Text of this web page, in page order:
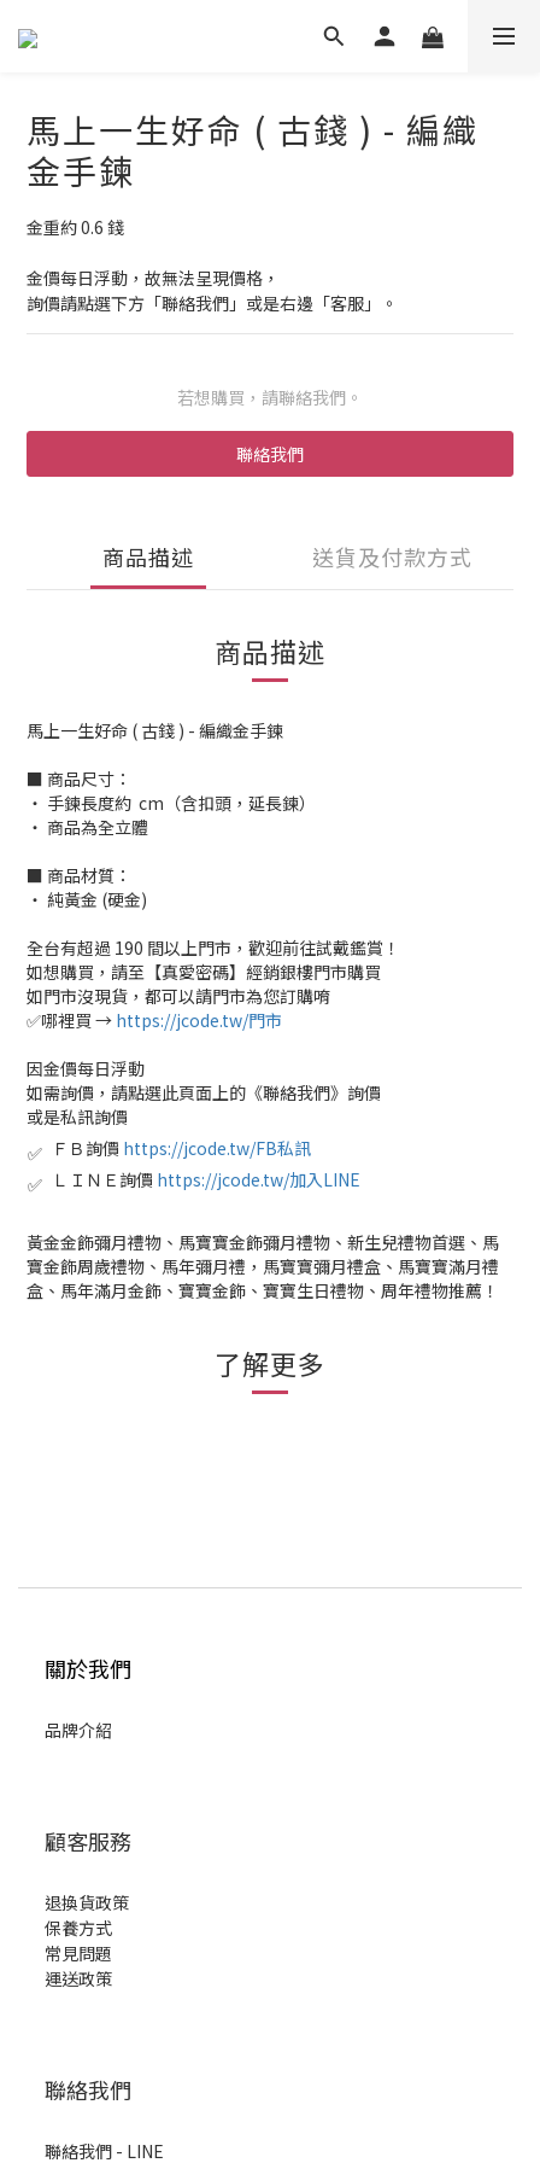
馬上一生好命 ( 古錢 ) - 編織
金手鍊
金重約 0.6 錢
金價每日浮動，故無法呈現價格，
詢價請點選下方「聯絡我們」或是右邊「客服」。
若想購買，請聯絡我們。
聯絡我們
商品描述 送貨及付款方式
商品描述
馬上一生好命 ( 古錢 ) - 編織金手鍊
■ 商品尺寸：
‧ 手鍊長度約 cm（含扣頭，延長鍊）
‧ 商品為全立體
■ 商品材質：
‧ 純黃金 (硬金)
全台有超過 190 間以上門市，歡迎前往試戴鑑賞！
如想購買，請至【真愛密碼】經銷銀樓門市購買
如門市沒現貨，都可以請門市為您訂購唷
✅哪裡買 → https://jcode.tw/門市
因金價每日浮動
如需詢價，請點選此頁面上的《聯絡我們》詢價
或是私訊詢價
✅ ＦＢ詢價 https://jcode.tw/FB私訊
✅ ＬＩＮＥ詢價 https://jcode.tw/加入LINE
黃金金飾彌月禮物、馬寶寶金飾彌月禮物、新生兒禮物首選、馬
寶金飾周歲禮物、馬年彌月禮，馬寶寶彌月禮盒、馬寶寶滿月禮
盒、馬年滿月金飾、寶寶金飾、寶寶生日禮物、周年禮物推薦！
了解更多
關於我們
品牌介紹
顧客服務
退換貨政策
保養方式
常見問題
運送政策
聯絡我們
聯絡我們 - LINE